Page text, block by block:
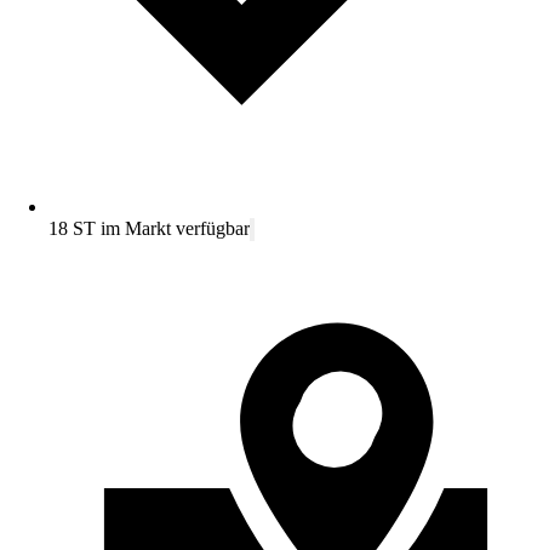
18 ST im Markt verfügbar